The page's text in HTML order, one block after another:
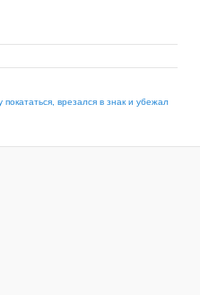
врезался в знак и убежал